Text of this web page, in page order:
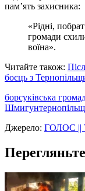
пам’ять захисника:
«Рідні,
громади
воїна».
Читайте також:
боєць з
борсуківська
Шмигун
Джерело: ГОЛОС ||